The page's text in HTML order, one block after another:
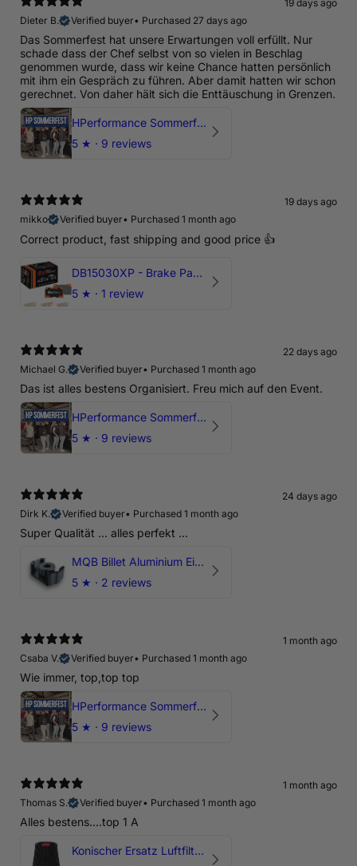
19 days ago
Dieter B.
Verified buyer• Purchased 27 days ago
Das Sommerfest hat unsere Erwartungen voll erfüllt. Nur
schade dass der Chef selbst von so vielen in Beschlag
genommen wurde, dass wir keine Chance hatten persönlich
mit ihm ein Gespräch zu führen. Aber damit hatten wir schon
gerechnet. Von daher hält sich die Enttäuschung in Grenzen.
HPerformance Sommerfest 2026
5 ★ · 9 reviews
19 days ago
mikko
Verified buyer• Purchased 1 month ago
Correct product, fast shipping and good price 👍
DB15030XP - Brake Pads Xtreme Performance | Front Axle
5 ★ · 1 review
22 days ago
Michael G.
Verified buyer• Purchased 1 month ago
Das ist alles bestens Organisiert. Freu mich auf den Event.
HPerformance Sommerfest 2026
5 ★ · 9 reviews
24 days ago
Dirk K.
Verified buyer• Purchased 1 month ago
Super Qualität ... alles perfekt ...
MQB Billet Aluminium Einsatz Drehmomentstütze - DOGBONE für Audi RS3, TTRS, RSQ3
5 ★ · 2 reviews
1 month ago
Csaba V.
Verified buyer• Purchased 1 month ago
Wie immer, top,top top
HPerformance Sommerfest 2026
5 ★ · 9 reviews
1 month ago
Thomas S.
Verified buyer• Purchased 1 month ago
Alles bestens....top 1 A
Konischer Ersatz Luftfilter Pilz - 4" & 5" Offene Ansaugung